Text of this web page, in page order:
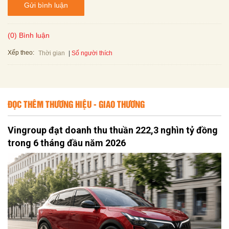
Gửi bình luận
(0) Bình luận
Xếp theo: Thời gian Số người thích
ĐỌC THÊM THƯƠNG HIỆU - GIAO THƯƠNG
Vingroup đạt doanh thu thuần 222,3 nghìn tỷ đồng
trong 6 tháng đầu năm 2026